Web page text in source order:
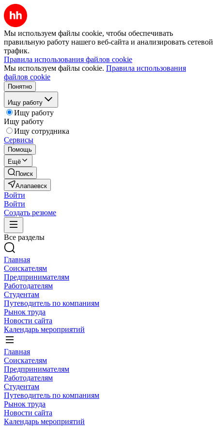
Мы используем файлы cookie, чтобы обеспечивать
правильную работу нашего веб-сайта и анализировать сетевой
трафик.
Правила использования файлов cookie
Мы используем файлы cookie. Правила использования
файлов cookie
Понятно
Ищу работу
Ищу работу
Ищу работу
Ищу сотрудника
Сервисы
Помощь
Ещё
Поиск
Алапаевск
Войти
Войти
Создать резюме
Все разделы
Главная
Соискателям
Предпринимателям
Работодателям
Студентам
Путеводитель по компаниям
Рынок труда
Новости сайта
Календарь мероприятий
Главная
Соискателям
Предпринимателям
Работодателям
Студентам
Путеводитель по компаниям
Рынок труда
Новости сайта
Календарь мероприятий